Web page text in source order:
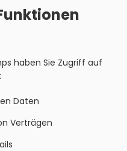
haben Sie Zugriff auf
Daten
Verträgen